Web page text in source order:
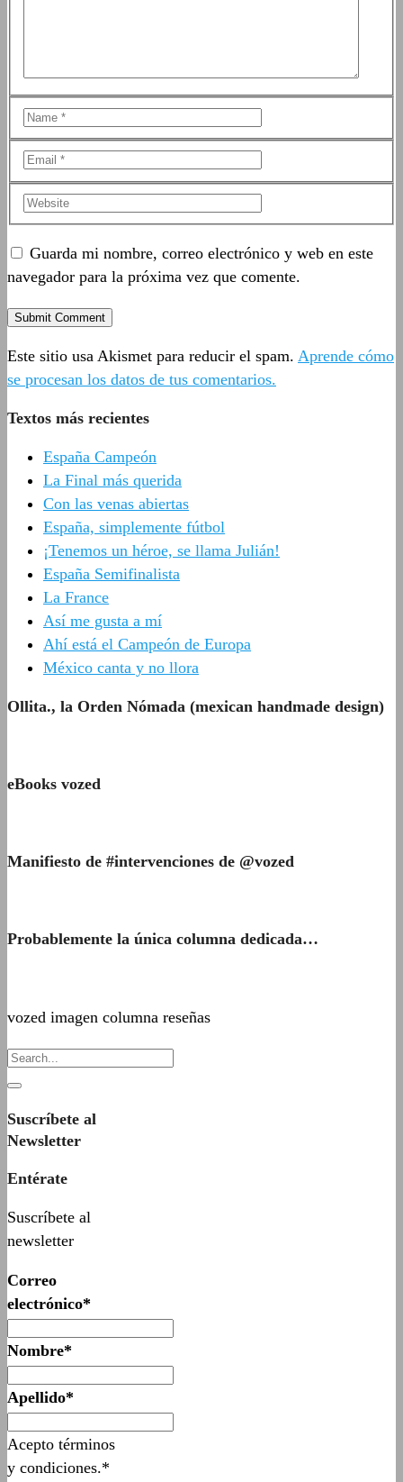
Guarda mi nombre, correo electrónico y web en este
navegador para la próxima vez que comente.
Este sitio usa Akismet para reducir el spam. Aprende cómo
se procesan los datos de tus comentarios.
Textos más recientes
España Campeón
La Final más querida
Con las venas abiertas
España, simplemente fútbol
¡Tenemos un héroe, se llama Julián!
España Semifinalista
La France
Así me gusta a mí
Ahí está el Campeón de Europa
México canta y no llora
Ollita., la Orden Nómada (mexican handmade design)
eBooks vozed
Manifiesto de #intervenciones de @vozed
Probablemente la única columna dedicada…
vozed imagen columna reseñas
Suscríbete al
Newsletter
Entérate
Suscríbete al
newsletter
Correo
electrónico*
Nombre*
Apellido*
Acepto términos
y condiciones.*